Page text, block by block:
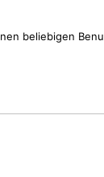
beliebigen